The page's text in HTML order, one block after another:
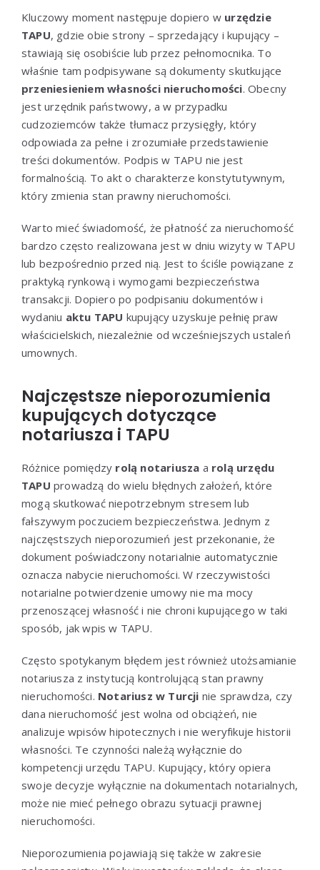
Kluczowy moment następuje dopiero w urzędzie
TAPU, gdzie obie strony – sprzedający i kupujący –
stawiają się osobiście lub przez pełnomocnika. To
właśnie tam podpisywane są dokumenty skutkujące
przeniesieniem własności nieruchomości. Obecny
jest urzędnik państwowy, a w przypadku
cudzoziemców także tłumacz przysięgły, który
odpowiada za pełne i zrozumiałe przedstawienie
treści dokumentów. Podpis w TAPU nie jest
formalnością. To akt o charakterze konstytutywnym,
który zmienia stan prawny nieruchomości.
Warto mieć świadomość, że płatność za nieruchomość
bardzo często realizowana jest w dniu wizyty w TAPU
lub bezpośrednio przed nią. Jest to ściśle powiązane z
praktyką rynkową i wymogami bezpieczeństwa
transakcji. Dopiero po podpisaniu dokumentów i
wydaniu aktu TAPU kupujący uzyskuje pełnię praw
właścicielskich, niezależnie od wcześniejszych ustaleń
umownych.
Najczęstsze nieporozumienia
kupujących dotyczące
notariusza i TAPU
Różnice pomiędzy rolą notariusza a rolą urzędu
TAPU prowadzą do wielu błędnych założeń, które
mogą skutkować niepotrzebnym stresem lub
fałszywym poczuciem bezpieczeństwa. Jednym z
najczęstszych nieporozumień jest przekonanie, że
dokument poświadczony notarialnie automatycznie
oznacza nabycie nieruchomości. W rzeczywistości
notarialne potwierdzenie umowy nie ma mocy
przenoszącej własność i nie chroni kupującego w taki
sposób, jak wpis w TAPU.
Często spotykanym błędem jest również utożsamianie
notariusza z instytucją kontrolującą stan prawny
nieruchomości. Notariusz w Turcji nie sprawdza, czy
dana nieruchomość jest wolna od obciążeń, nie
analizuje wpisów hipotecznych i nie weryfikuje historii
własności. Te czynności należą wyłącznie do
kompetencji urzędu TAPU. Kupujący, który opiera
swoje decyzje wyłącznie na dokumentach notarialnych,
może nie mieć pełnego obrazu sytuacji prawnej
nieruchomości.
Nieporozumienia pojawiają się także w zakresie